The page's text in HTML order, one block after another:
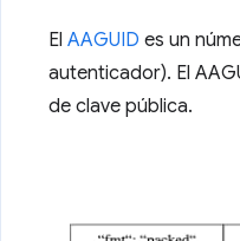
El AAGUID es un
autenticador). El
de clave pública.